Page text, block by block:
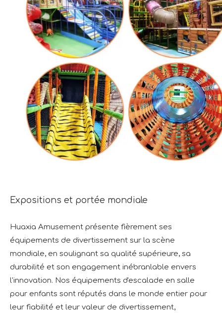
Expositions et portée mondiale
Huaxia Amusement présente fièrement ses
équipements de divertissement sur la scène
mondiale, en soulignant sa qualité supérieure, sa
durabilité et son engagement inébranlable envers
l'innovation. Nos équipements d'escalade en salle
pour enfants sont réputés dans le monde entier pour
leur fiabilité et leur valeur de divertissement,